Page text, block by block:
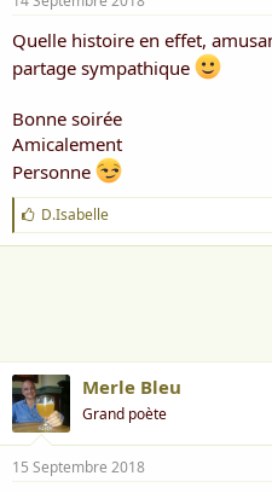
Quelle histoire en effet,
partage sympathique
Bonne soirée
Amicalement
Personne
J
'
a
D.Isabelle
Merle Bleu
Grand poète
15 Septembre 2018